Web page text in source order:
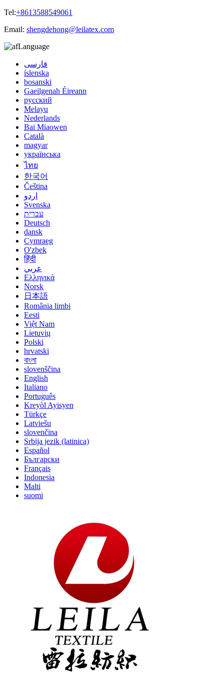
Tel:+8613588549061
Email: shengdehong@leilatex.com
Language
فارسی
íslenska
bosanski
Gaeilgenah Éireann
русский
Melayu
Nederlands
Bai Miaowen
Català
magyar
українська
ไทย
한국어
Čeština
اردو
Svenska
עברית
Deutsch
dansk
Cymraeg
O'zbek
हिंदी
عربي
Ελληνικά
Norsk
日本語
România limbi
Eesti
Việt Nam
Lietuvių
Polski
hrvatski
বাংলা
slovenščina
English
Italiano
Português
Kreyòl Ayisyen
Türkçe
Latviešu
slovenčina
Srbija jezik (latinica)
Español
Български
Français
Indonesia
Malti
suomi